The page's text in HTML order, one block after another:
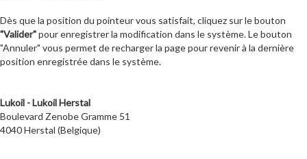
Dès que la position du pointeur vous satisfait, cliquez sur le bouton
"Valider"pour enregistrer la modification dans le système. Le bouton
"Annuler" vous permet de recharger la page pour revenir à la dernière
position enregistrée dans le système.
Lukoil - Lukoil Herstal
Boulevard Zenobe Gramme 51
4040 Herstal (Belgique)